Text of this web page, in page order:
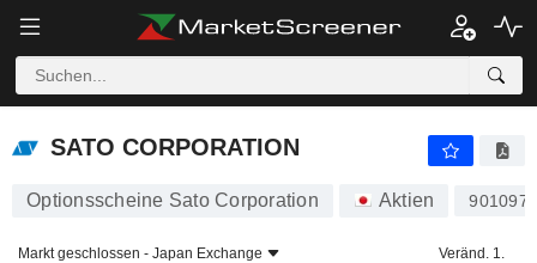
SATO CORPORATION
SATO CORPORATION
Optionsscheine Sato Corporation Aktien 901097
Markt geschlossen - Japan Exchange
Veränd. 1.